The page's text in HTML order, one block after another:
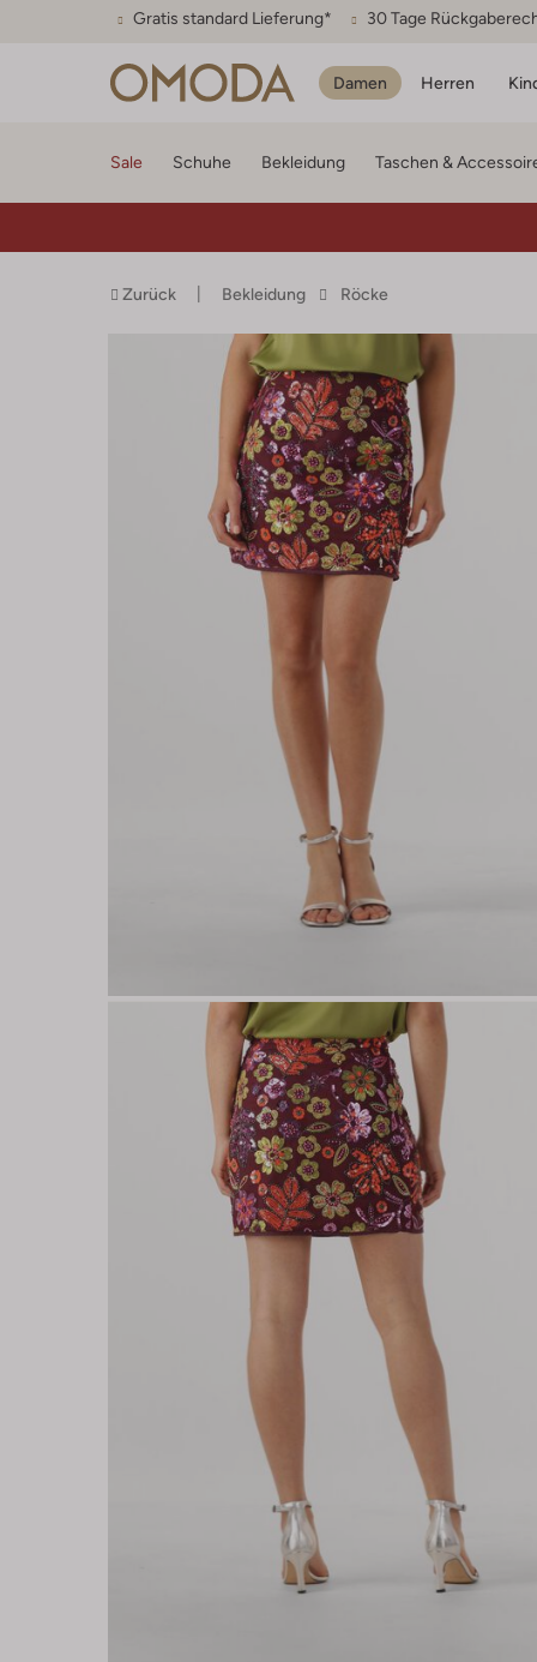
Gratis standard Lieferung* 30 Tage
Damen Herren
Sale Schuhe Bekleidung Taschen &
Zurück Bekleidung Röcke